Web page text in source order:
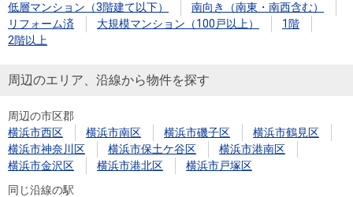
低層マンション（3階建て以下）
南向き（南東・南西含む）
リフォーム済
大規模マンション（100戸以上）
1階
2階以上
周辺のエリア、沿線から物件を探す
周辺の市区郡
横浜市西区
横浜市南区 横浜市磯子区
横浜市鶴見区
横浜市神奈川区
横浜市保土ケ谷区
横浜市港南区
横浜市金沢区
横浜市港北区
横浜市戸塚区
同じ沿線の駅